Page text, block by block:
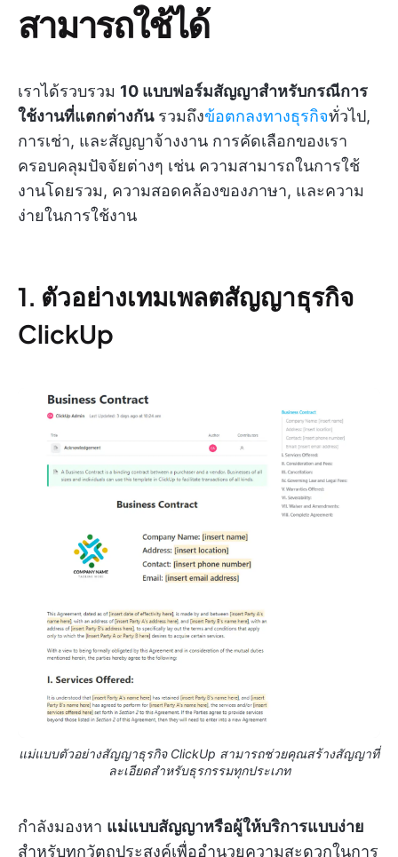
สามารถใช้ได้
เราได้รวบรวม 10 แบบฟอร์มสัญญาสำหรับกรณีการ
ใช้งานที่แตกต่างกันรวมถึงข้อตกลงทางธุรกิจทั่วไป,
การเช่า, และสัญญาจ้างงาน การคัดเลือกของเรา
ครอบคลุมปัจจัยต่างๆ เช่น ความสามารถในการใช้
งานโดยรวม, ความสอดคล้องของภาษา, และความ
ง่ายในการใช้งาน
1. ตัวอย่างเทมเพลตสัญญาธุรกิจ
ClickUp
แม่แบบตัวอย่างสัญญาธุรกิจ ClickUp สามารถช่วยคุณสร้างสัญญาที่
ละเอียดสำหรับธุรกรรมทุกประเภท
กำลังมองหา แม่แบบสัญญาหรือผู้ให้บริการแบบง่าย
สำหรับทุกวัตถุประสงค์เพื่ออำนวยความสะดวกในการ